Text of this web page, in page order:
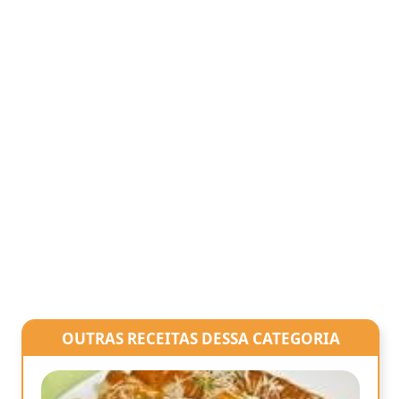
OUTRAS RECEITAS DESSA CATEGORIA